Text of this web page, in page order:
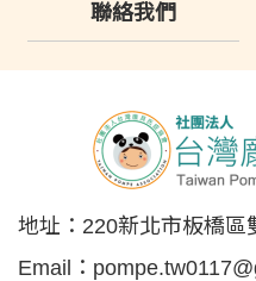
聯絡我們
地址： 220新北市板橋區
Email：